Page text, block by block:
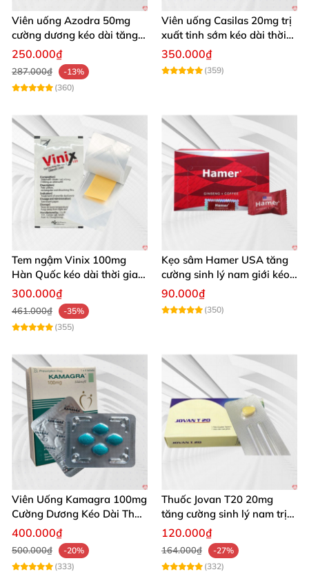
Viên uống Azodra 50mg
cường dương kéo dài tăng
sinh lý nam
250.000₫
287.000₫
-13%
(360)
Viên uống Casilas 20mg trị
xuất tinh sớm kéo dài thời
gian quan hệ
350.000₫
(359)
Tem ngậm Vinix 100mg
Hàn Quốc kéo dài thời gian
quan hệ nam giới
300.000₫
461.000₫
-35%
(355)
Kẹo sâm Hamer USA tăng
cường sinh lý nam giới kéo
dài
90.000₫
(350)
Viên Uống Kamagra 100mg
Cường Dương Kéo Dài Thời
Gian
400.000₫
500.000₫
-20%
(333)
Thuốc Jovan T20 20mg
tăng cường sinh lý nam trị
xuất tinh sớm hiệu quả
120.000₫
164.000₫
-27%
(332)